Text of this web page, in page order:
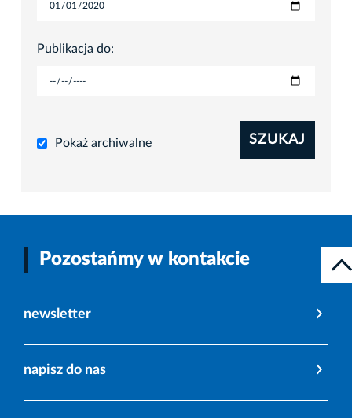
Publikacja do:
Pokaż archiwalne SZUKAJ
Pozostańmy w kontakcie
newsletter
napisz do nas